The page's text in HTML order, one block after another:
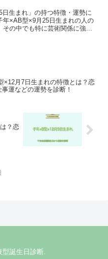
生まれ」の持つ特徴・運勢に
年×AB型×9月25日生まれの人の
の中でも特に芸術関係に強い
×12月7日生まれの特徴とは？恋
運などの運勢を診断！
？恋
誕生日診断.